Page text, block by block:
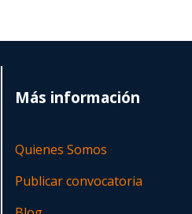
Más información
Quienes Somos
Publicar convocatoria